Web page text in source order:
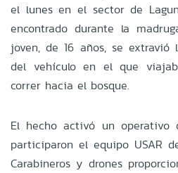
el lunes en el sector de
encontrado durante la
joven, de 16 años, se
del vehículo en el que
correr hacia el bosque.
El hecho activó un operativo
participaron el equipo USAR
Carabineros y drones